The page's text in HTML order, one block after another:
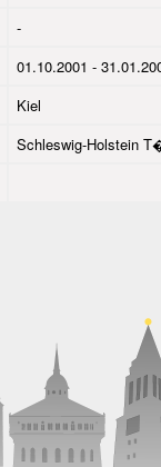
-
01.10.2001 -
Kiel
Schleswig-Holstein